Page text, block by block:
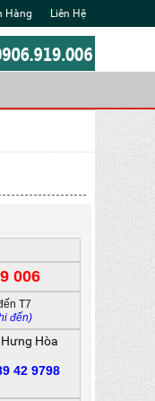
Hàng Liên Hệ
006
T7
đến)
Hưng Hòa
42 9798